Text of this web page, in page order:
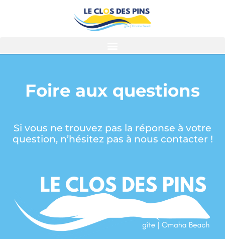
Foire aux questions
Si vous ne trouvez pas la réponse à votre
question, n’hésitez pas à nous contacter !